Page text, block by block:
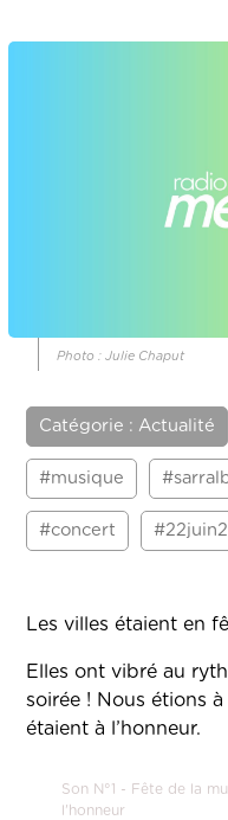
Photo : Julie Chaput
Catégorie : Actualité
#musique
#concert
Les villes étaient en
Elles ont vibré au
soirée ! Nous étions
étaient à l’honneur.
Son N°1 - Fête de la
l'honneur